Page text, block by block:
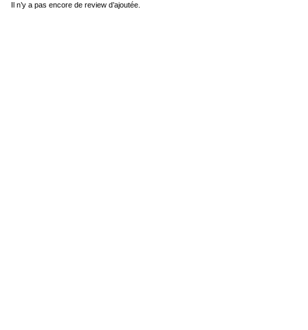
Il n’y a pas encore de review d’ajoutée.